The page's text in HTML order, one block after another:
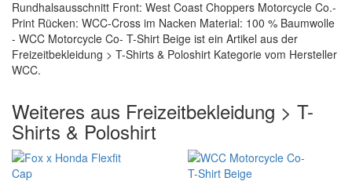
Rundhalsausschnitt Front: West Coast Choppers Motorcycle Co.-
Print Rücken: WCC-Cross im Nacken Material: 100 % Baumwolle
- WCC Motorcycle Co- T-Shirt Beige ist ein Artikel aus der
Freizeitbekleidung > T-Shirts & Poloshirt Kategorie vom Hersteller
WCC.
Weiteres aus Freizeitbekleidung > T-
Shirts & Poloshirt